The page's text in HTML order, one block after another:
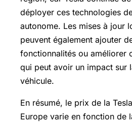
déployer ces technologies
autonome. Les mises à jour
peuvent également ajouter
fonctionnalités ou améliorer
qui peut avoir un impact sur
véhicule.
En résumé, le prix de la
Europe varie en fonction de